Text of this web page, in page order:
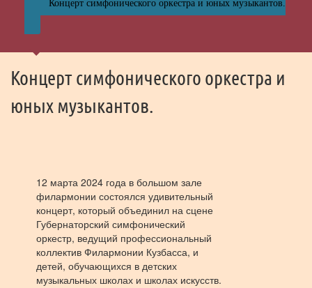
Концерт симфонического оркестра и юных музыкантов.
Концерт симфонического оркестра и
юных музыкантов.
12 марта 2024 года в большом зале
филармонии состоялся удивительный
концерт, который объединил на сцене
Губернаторский симфонический
оркестр, ведущий профессиональный
коллектив Филармонии Кузбасса, и
детей, обучающихся в детских
музыкальных школах и школах искусств.